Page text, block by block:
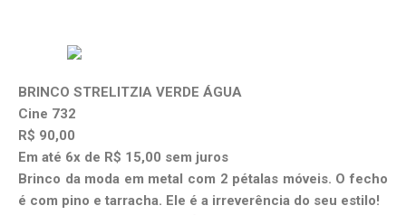
BRINCO STRELITZIA VERDE ÁGUA
Cine 732
R$ 90,00
Em até 6x de R$ 15,00 sem juros
Brinco da moda em metal com 2 pétalas móveis. O fecho
é com pino e tarracha. Ele é a irreverência do seu estilo!